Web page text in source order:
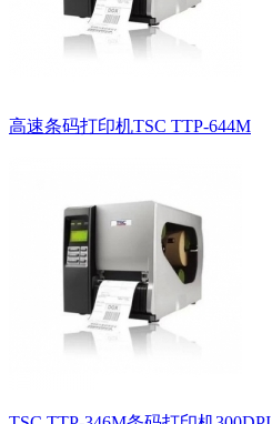
高速条码打印机TSC TTP-644M